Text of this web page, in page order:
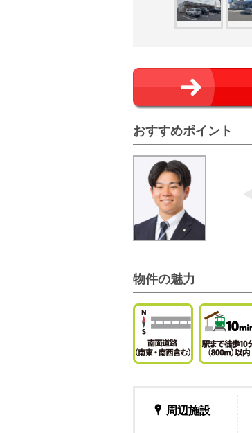
おすすめポイント
物件の魅力
周辺施設